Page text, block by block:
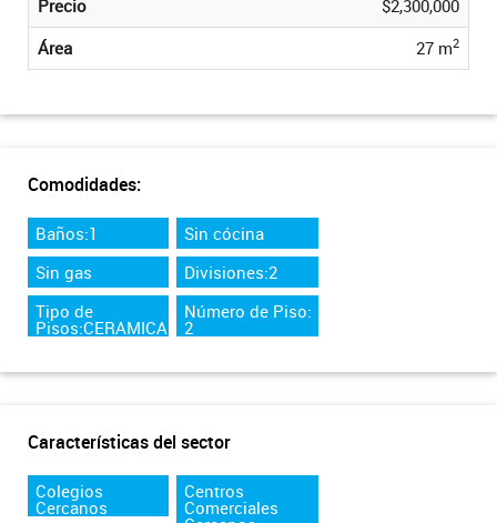
Precio
$2,300,000
Área
27 m2
Comodidades:
Baños:1
Sin cócina
Sin gas
Divisiones:2
Tipo de
Pisos:CERAMICA
Número de Piso:
2
Características del sector
Colegios
Cercanos
Centros
Comerciales